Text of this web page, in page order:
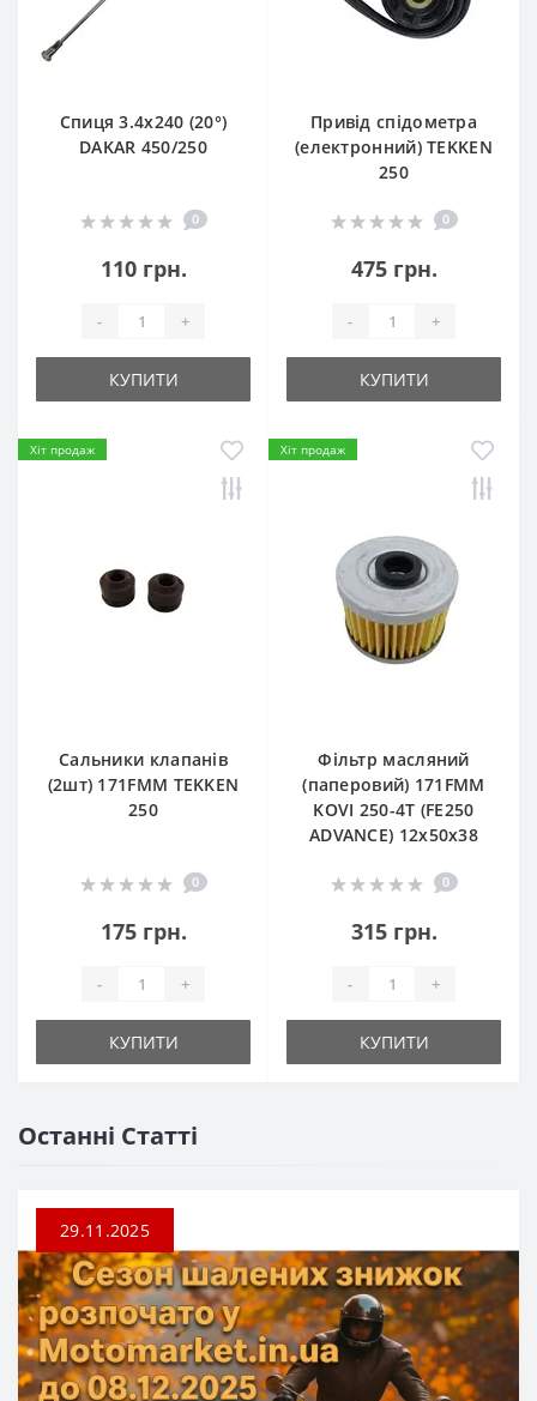
Спиця 3.4х240 (20°)
DAKAR 450/250
0
110 грн.
- +
КУПИТИ
Привід спідометра
(електронний) TEKKEN
250
0
475 грн.
- +
КУПИТИ
Хіт продаж
Сальники клапанів
(2шт) 171FMM TEKKEN
250
0
175 грн.
- +
КУПИТИ
Хіт продаж
Фільтр масляний
(паперовий) 171FMM
KOVI 250-4T (FE250
ADVANCE) 12х50х38
0
315 грн.
- +
КУПИТИ
Останні Статті
29.11.2025